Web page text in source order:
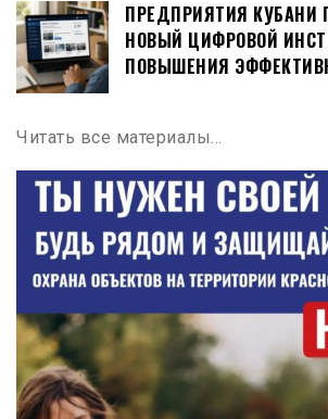
ПРЕДПРИЯТИЯ КУБАНИ
НОВЫЙ ЦИФРОВОЙ
ПОВЫШЕНИЯ
Читать все материалы…